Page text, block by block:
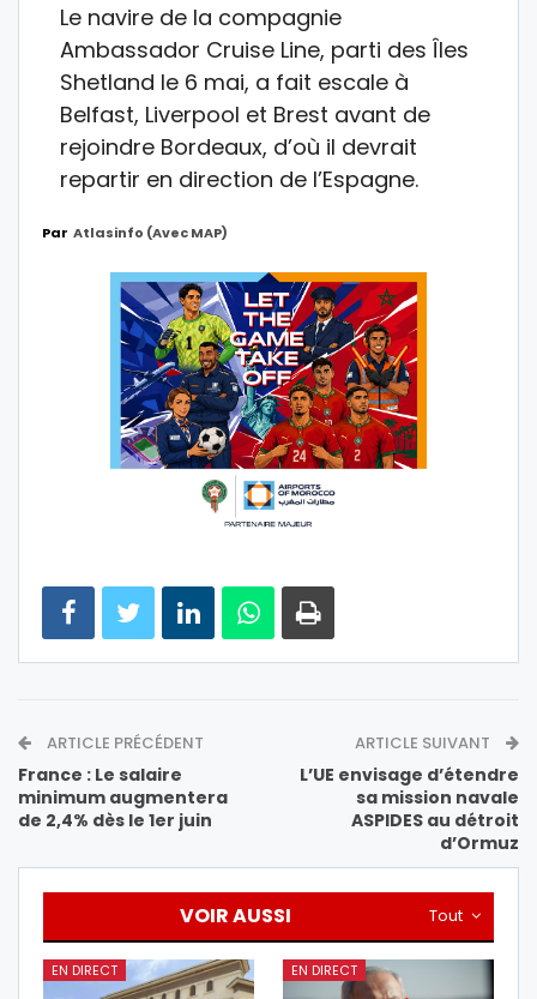
Le navire de la compagnie
Ambassador Cruise Line, parti des Îles
Shetland le 6 mai, a fait escale à
Belfast, Liverpool et Brest avant de
rejoindre Bordeaux, d’où il devrait
repartir en direction de l’Espagne.
Par Atlasinfo (avec MAP)
ARTICLE PRÉCÉDENT
France : Le salaire
minimum augmentera
de 2,4% dès le 1er juin
ARTICLE SUIVANT
L’UE envisage d’étendre
sa mission navale
ASPIDES au détroit
d’Ormuz
Tout
VOIR AUSSI
EN DIRECT EN DIRECT